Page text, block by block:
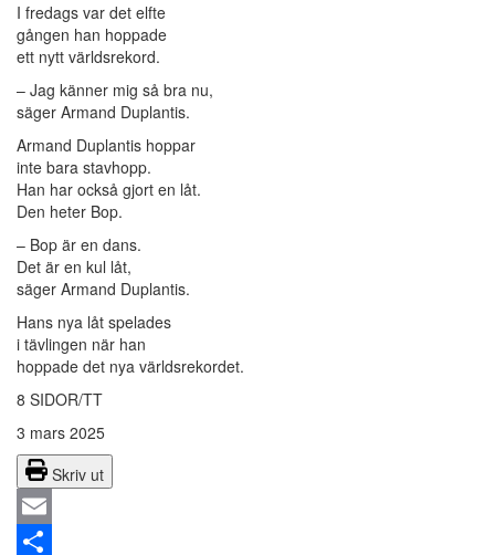
I fredags var det elfte
gången han hoppade
ett nytt världsrekord.
– Jag känner mig så bra nu,
säger Armand Duplantis.
Armand Duplantis hoppar
inte bara stavhopp.
Han har också gjort en låt.
Den heter Bop.
– Bop är en dans.
Det är en kul låt,
säger Armand Duplantis.
Hans nya låt spelades
i tävlingen när han
hoppade det nya världsrekordet.
8 SIDOR/TT
3 mars 2025
Skriv ut
Email